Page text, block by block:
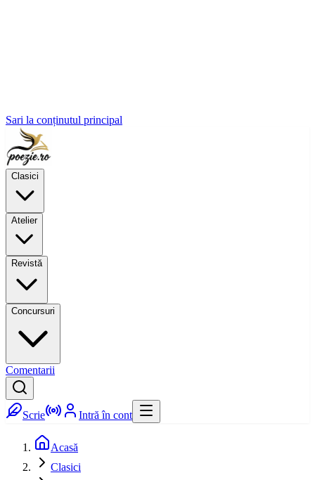
Sari la conținutul principal
Clasici
Atelier
Revistă
Concursuri
Comentarii
Scrie Intră în cont
Acasă
Clasici